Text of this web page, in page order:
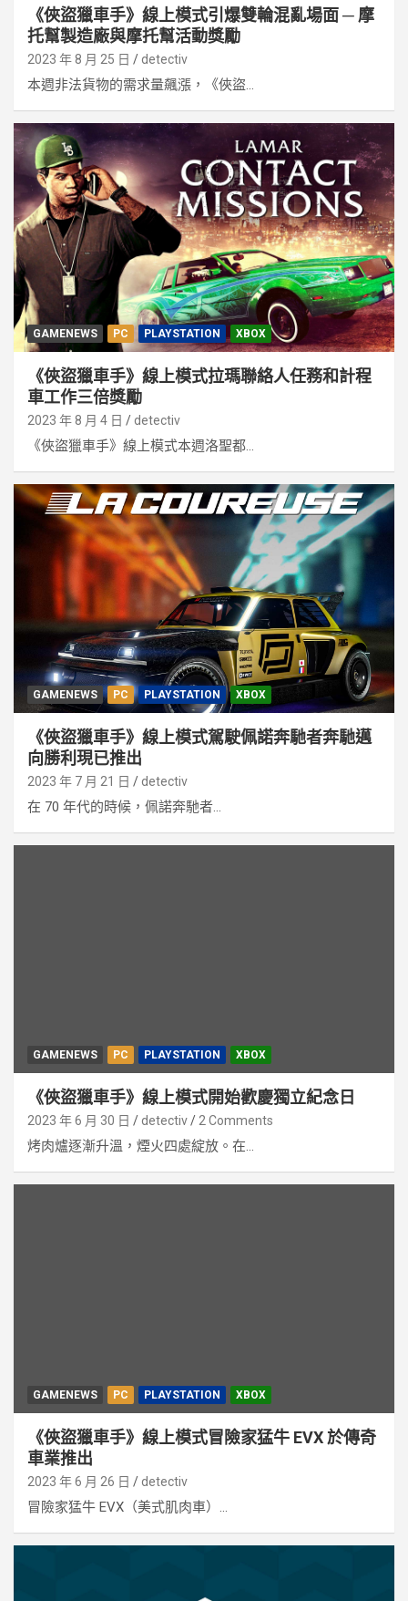
《俠盜獵車手》線上模式引爆雙輪混亂場面 ─ 摩
托幫製造廠與摩托幫活動獎勵
2023 年 8 月 25 日 detectiv
本週非法貨物的需求量飆漲，《俠盜...
GAMENEWS PC PLAYSTATION XBOX
《俠盜獵車手》線上模式拉瑪聯絡人任務和計程
車工作三倍獎勵
2023 年 8 月 4 日 detectiv
《俠盜獵車手》線上模式本週洛聖都...
GAMENEWS PC PLAYSTATION XBOX
《俠盜獵車手》線上模式駕駛佩諾奔馳者奔馳邁
向勝利現已推出
2023 年 7 月 21 日 detectiv
在 70 年代的時候，佩諾奔馳者...
GAMENEWS PC PLAYSTATION XBOX
《俠盜獵車手》線上模式開始歡慶獨立紀念日
2023 年 6 月 30 日 detectiv 2 Comments
烤肉爐逐漸升溫，煙火四處綻放。在...
GAMENEWS PC PLAYSTATION XBOX
《俠盜獵車手》線上模式冒險家猛牛 EVX 於傳奇
車業推出
2023 年 6 月 26 日 detectiv
冒險家猛牛 EVX（美式肌肉車）...